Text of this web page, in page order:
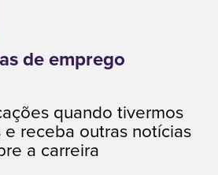
de emprego
quando tivermos
e receba outras notícias
a carreira